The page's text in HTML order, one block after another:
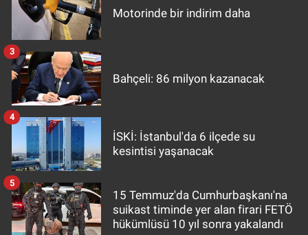
Motorinde bir indirim daha
Bahçeli: 86 milyon kazanacak
3
İSKİ: İstanbul'da 6 ilçede su
kesintisi yaşanacak
4
15 Temmuz'da Cumhurbaşkanı'na
suikast timinde yer alan firari FETÖ
hükümlüsü 10 yıl sonra yakalandı
5